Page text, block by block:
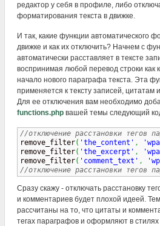
редактор у себя в профиле, либо
форматирования текста в движке.
И так, какие функции автоматического
движке и как их отключить? Начнем с
автоматически расставляет в тексте
воспринимая любой перевод строки как
начало нового параграфа текста. Эта
применяется к тексту записей, цитатам
Для ее отключения вам необходимо
functions.phpвашей темы следующий
//отключение расстановки тегов
remove_filter( 'the_content' ,
remove_filter( 'the_excerpt' ,
remove_filter( 'comment_text' ,
//отключение расстановки тегов
Сразу скажу - отключать расстановку
и комментариев будет плохой идеей.
рассчитаны на то, что цитаты и
тегах параграфов и оформляют в